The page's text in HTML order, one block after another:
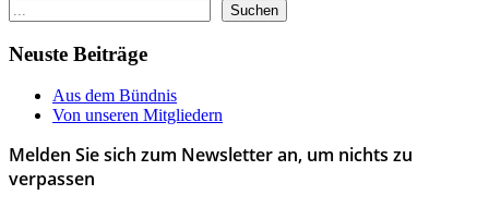
Suchen
Neuste Beiträge
Aus dem Bündnis
Von unseren Mitgliedern
Melden Sie sich zum Newsletter an, um nichts zu
verpassen